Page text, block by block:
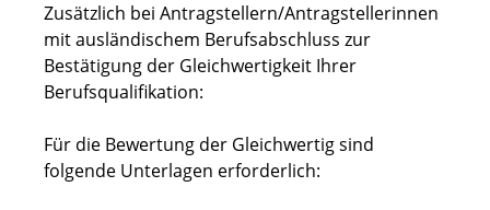
Zusätzlich bei Antragstellern/Antragstellerinnen
mit ausländischem Berufsabschluss zur
Bestätigung der Gleichwertigkeit Ihrer
Berufsqualifikation:
Für die Bewertung der Gleichwertig sind
folgende Unterlagen erforderlich: